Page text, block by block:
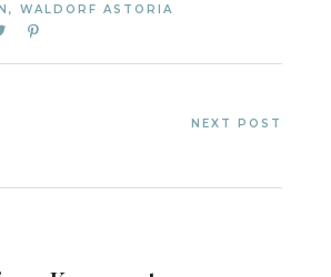
, WALDORF ASTORIA
NEXT POST